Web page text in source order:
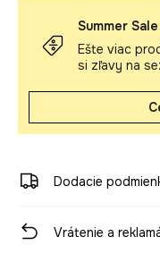
Summer
Ešte viac
si zľavy na
Dodacie
Vrátenie a